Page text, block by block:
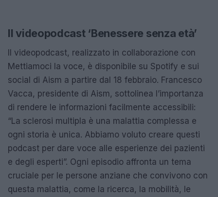
Il videopodcast ‘Benessere senza età’
Il videopodcast, realizzato in collaborazione con
Mettiamoci la voce, è disponibile su Spotify e sui
social di Aism a partire dal 18 febbraio. Francesco
Vacca, presidente di Aism, sottolinea l’importanza
di rendere le informazioni facilmente accessibili:
“La sclerosi multipla è una malattia complessa e
ogni storia è unica. Abbiamo voluto creare questi
podcast per dare voce alle esperienze dei pazienti
e degli esperti”. Ogni episodio affronta un tema
cruciale per le persone anziane che convivono con
questa malattia, come la ricerca, la mobilità, le